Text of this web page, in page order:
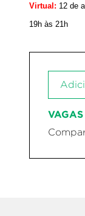
Virtual: 12 de
19h às 21h